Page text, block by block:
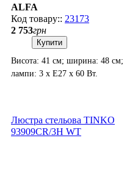
ALFA
23173
2 753грн
Купити
Висота: 41 см; ширина: 48 см;
лампи: 3 х Е27 х 60 Вт.
Люстра стельова TINKO
93909CR/3H WT